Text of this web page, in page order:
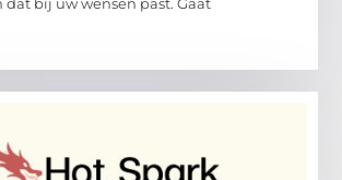
dat bij uw wensen past. Gaat